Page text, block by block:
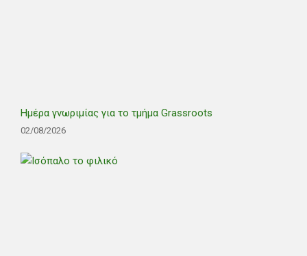
Ημέρα γνωριμίας για το τμήμα Grassroots
02/08/2026